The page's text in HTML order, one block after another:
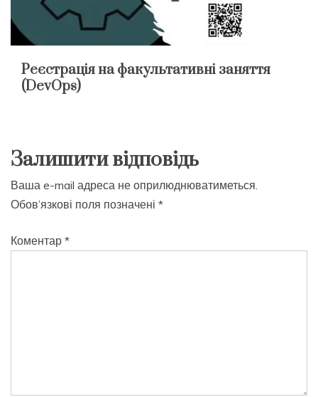
Реєстрація на факультативні заняття
(DevOps)
Залишити відповідь
Ваша e-mail адреса не оприлюднюватиметься.
Обов’язкові поля позначені *
Коментар *